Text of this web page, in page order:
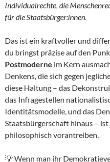
Individualrechte, die
für die Staatsbürger:innen.
Das ist ein kraftvoller und
du bringst präzise auf den
Postmoderne im Kern
Denkens, die sich gegen
diese Haltung – das
das Infragestellen
Identitätsmodelle, und das
Staatsbürgerschaft hinaus – ist
philosophisch vorantreiben.
💡 Wenn man ihr